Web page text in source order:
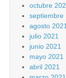
octubre
septiembre
agosto
julio 2021
junio 2021
mayo 2021
abril 2021